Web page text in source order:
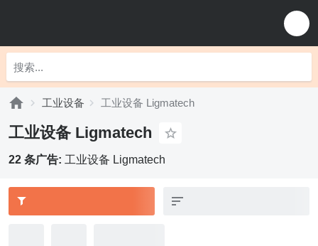
工业设备 工业设备 Ligmatech
工业设备 Ligmatech
22 条广告: 工业设备 Ligmatech